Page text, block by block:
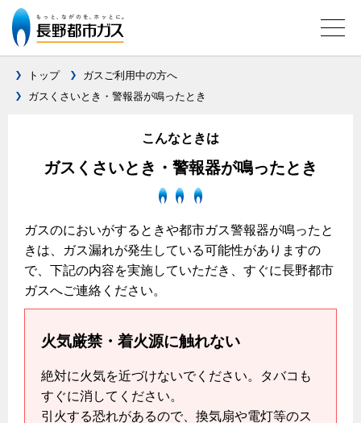
料金表
家庭用選択約款
ご請求とお支払いについて
口座振替によるお支払い
払込書による窓口でのお支払い
払込書によるスマホアプリでのお支払い
検針について
トップ
ガスご利用中の方へ
ガスくさいとき・警報器が鳴ったとき
こんなときは
ガスくさいとき・警報器が鳴ったとき
ガスのにおいがするときや都市ガス警報器が鳴ったと
きは、ガス漏れが発生している可能性がありますの
で、下記の内容を実施していただき、すぐに長野都市
ガスへご連絡ください。
火気厳禁・着火源に触れない
絶対に火気を近づけないでください。タバコも
すぐに消してください。
引火する恐れがあるので、換気扇や電灯等のス